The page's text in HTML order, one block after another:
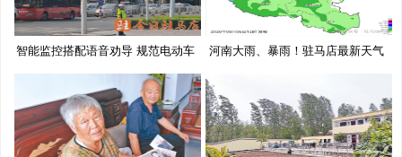
智能监控搭配语音劝导 规范电动车
河南大雨、暴雨！驻马店最新天气